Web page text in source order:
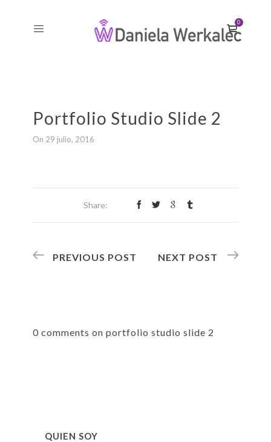
0
Portfolio Studio Slide 2
On 29 julio, 2016
Share:
PREVIOUS POST NEXT POST
0 comments on portfolio studio slide 2
QUIEN SOY